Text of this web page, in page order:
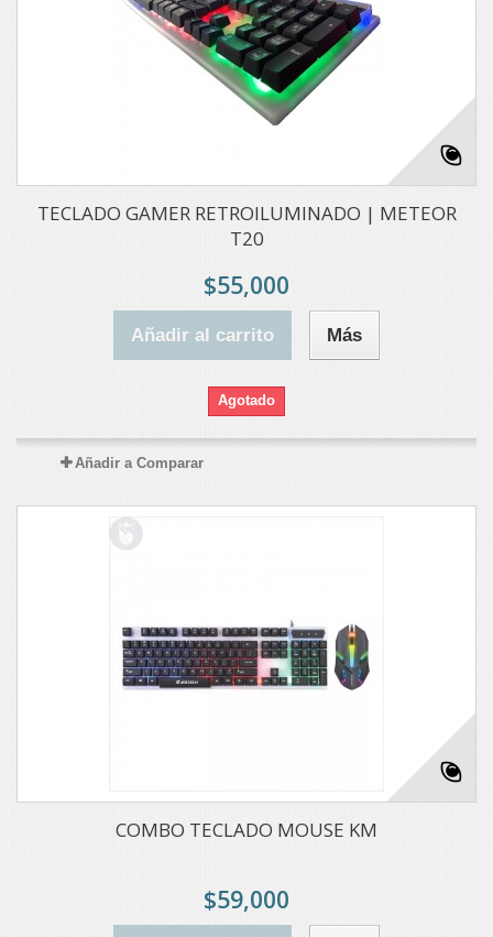
TECLADO GAMER RETROILUMINADO | METEOR
T20
$55,000
Añadir al carrito Más
Agotado
Añadir a Comparar
COMBO TECLADO MOUSE KM
$59,000